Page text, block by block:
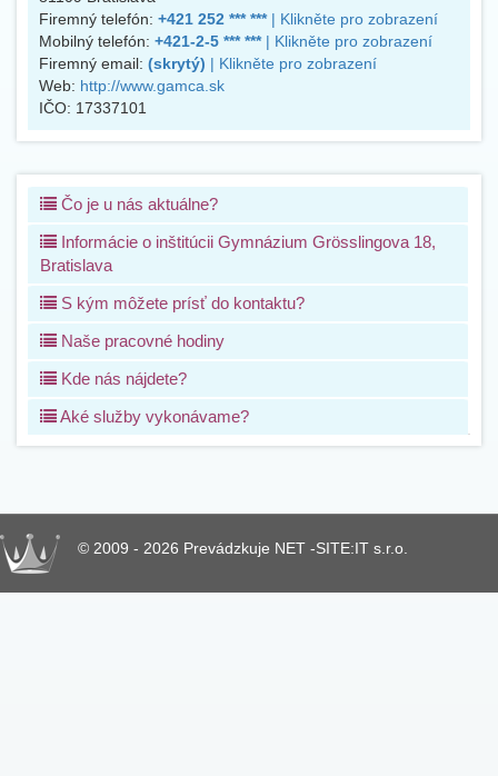
Firemný telefón: +421 252 *** ***| Klikněte pro zobrazení
Mobilný telefón: +421-2-5 *** ***| Klikněte pro zobrazení
Firemný email: (skrytý) | Klikněte pro zobrazení
Web: http://www.gamca.sk
IČO: 17337101
Čo je u nás aktuálne?
Informácie o inštitúcii Gymnázium Grösslingova 18,
Bratislava
S kým môžete prísť do kontaktu?
Naše pracovné hodiny
Kde nás nájdete?
Aké služby vykonávame?
© 2009 - 2026 Prevádzkuje NET -SITE:IT s.r.o.